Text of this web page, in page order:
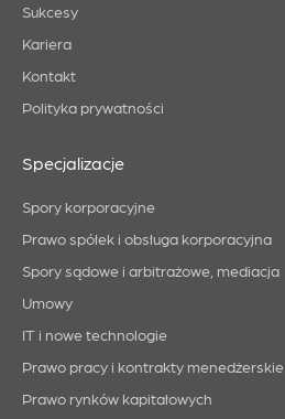
Sukcesy
Kariera
Kontakt
Polityka prywatności
Specjalizacje
Spory korporacyjne
Prawo spółek i obsługa korporacyjna
Spory sądowe i arbitrażowe, mediacja
Umowy
IT i nowe technologie
Prawo pracy i kontrakty menedżerskie
Prawo rynków kapitałowych